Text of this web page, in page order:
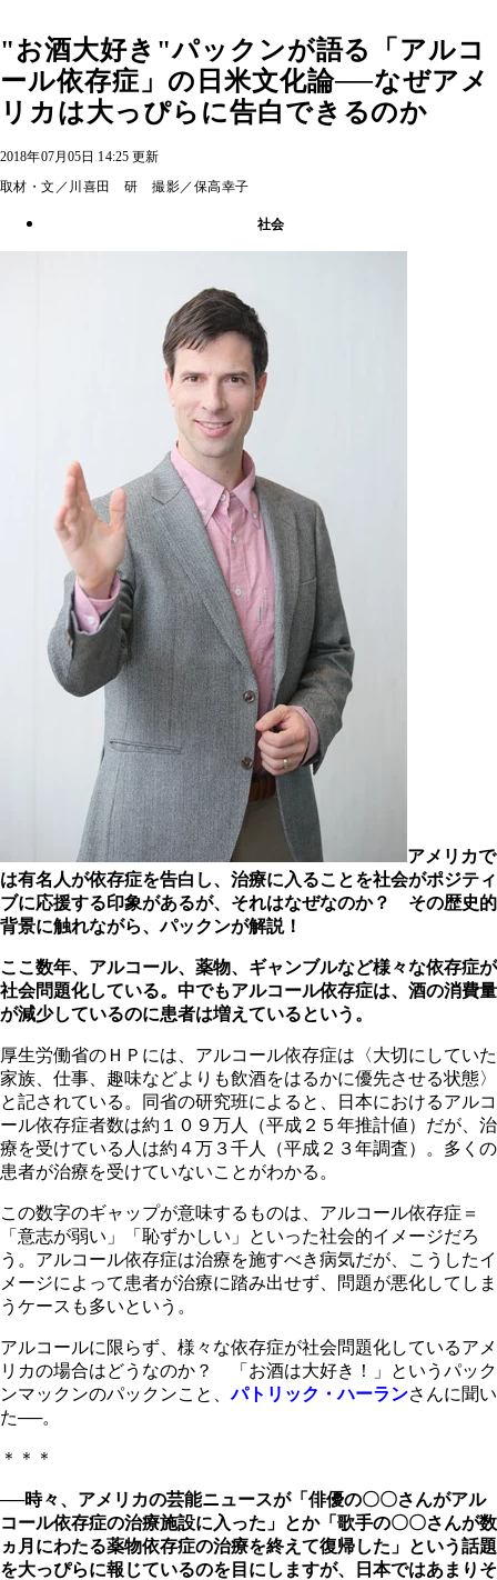
"お酒大好き"パックンが語る「アルコ
ール依存症」の日米文化論──なぜアメ
リカは大っぴらに告白できるのか
2018年07月05日 14:25 更新
取材・文／川喜田 研 撮影／保高幸子
社会
アメリカで
は有名人が依存症を告白し、治療に入ることを社会がポジティ
ブに応援する印象があるが、それはなぜなのか？ その歴史的
背景に触れながら、パックンが解説！
ここ数年、アルコール、薬物、ギャンブルなど様々な依存症が
社会問題化している。中でもアルコール依存症は、酒の消費量
が減少しているのに患者は増えているという。
厚生労働省のＨＰには、アルコール依存症は〈大切にしていた
家族、仕事、趣味などよりも飲酒をはるかに優先させる状態〉
と記されている。同省の研究班によると、日本におけるアルコ
ール依存症者数は約１０９万人（平成２５年推計値）だが、治
療を受けている人は約４万３千人（平成２３年調査）。多くの
患者が治療を受けていないことがわかる。
この数字のギャップが意味するものは、アルコール依存症＝
「意志が弱い」「恥ずかしい」といった社会的イメージだろ
う。アルコール依存症は治療を施すべき病気だが、こうしたイ
メージによって患者が治療に踏み出せず、問題が悪化してしま
うケースも多いという。
アルコールに限らず、様々な依存症が社会問題化しているアメ
リカの場合はどうなのか？ 「お酒は大好き！」というパック
ンマックンのパックンこと、パトリック・ハーランさんに聞い
た──。
＊＊＊
──時々、アメリカの芸能ニュースが「俳優の〇〇さんがアル
コール依存症の治療施設に入った」とか「歌手の〇〇さんが数
ヵ月にわたる薬物依存症の治療を終えて復帰した」という話題
を大っぴらに報じているのを目にしますが、日本ではあまりそ